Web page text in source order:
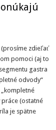
(prosíme zdieľať
pomoci (aj to
gastra
odvody“
„kompletné
práce (ostatné
je spätne